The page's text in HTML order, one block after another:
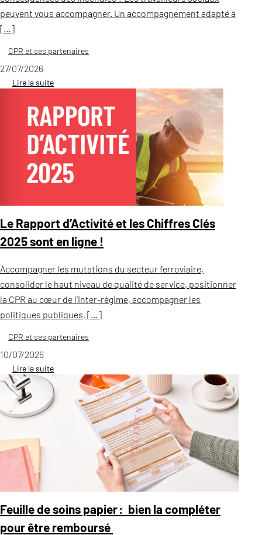
peuvent vous accompagner. Un accompagnement adapté à
[…]
CPR et ses partenaires
27/07/2026
Lire la suite
Le Rapport d’Activité et les Chiffres Clés
2025 sont en ligne !
Accompagner les mutations du secteur ferroviaire,
consolider le haut niveau de qualité de service, positionner
la CPR au cœur de l’inter-régime, accompagner les
politiques publiques, […]
CPR et ses partenaires
10/07/2026
Lire la suite
Feuille de soins papier : bien la compléter
pour être remboursé